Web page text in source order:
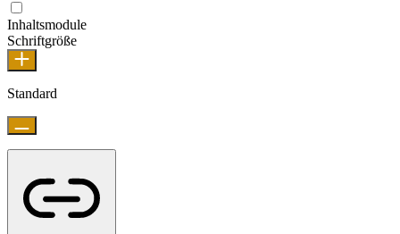
Inhaltsmodule
Schriftgröße
Standard